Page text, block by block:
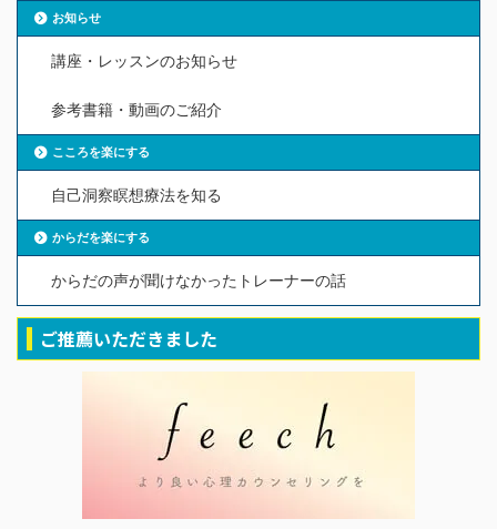
お知らせ
講座・レッスンのお知らせ
参考書籍・動画のご紹介
こころを楽にする
自己洞察瞑想療法を知る
からだを楽にする
からだの声が聞けなかったトレーナーの話
ご推薦いただきました